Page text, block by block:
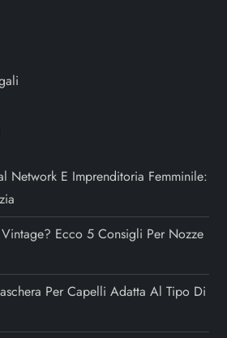
Network E Imprenditoria Femminile:
Ecco 5 Consigli Per Nozze
Per Capelli Adatta Al Tipo Di